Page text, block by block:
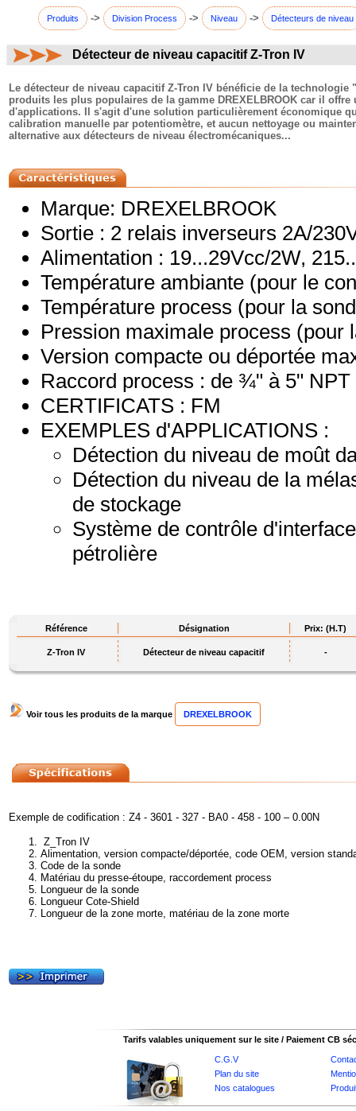
Produits -> Division Process -> Niveau -> Détecteurs de niveau
Détecteur de niveau capacitif Z-Tron IV
Le détecteur de niveau capacitif Z-Tron IV bénéficie de la
produits les plus populaires de la gamme DREXELBROOK car il
d'applications. Il s'agit d'une solution particulièrement économique
calibration manuelle par potentiomètre, et aucun nettoyage ou
alternative aux détecteurs de niveau électromécaniques...
Marque: DREXELBROOK
Sortie : 2 relais inverseurs 2A/
Alimentation : 19...29Vcc/2W,
Température ambiante (pour le
Température process (pour la
Pression maximale process (pour
Version compacte ou déportée
Raccord process : de ¾" à 5" NPT
CERTIFICATS : FM
EXEMPLES d'APPLICATIONS :
Détection du niveau de moût
Détection du niveau de la
de stockage
Système de contrôle
pétrolière
Référence Désignation Prix: (H.T)
Z-Tron IV Détecteur de niveau capacitif -
Voir tous les produits de la marque DREXELBROOK
Exemple de codification : Z4 - 3601 - 327 - BA0 - 458 - 100 – 0.00N
Z_Tron IV
Alimentation, version compacte/déportée, code OEM, version
Code de la sonde
Matériau du presse-étoupe, raccordement process
Longueur de la sonde
Longueur Cote-Shield
Longueur de la zone morte, matériau de la zone morte
Tarifs valables uniquement sur le site / Paiement CB
C.G.V
Plan du site
Nos catalogues